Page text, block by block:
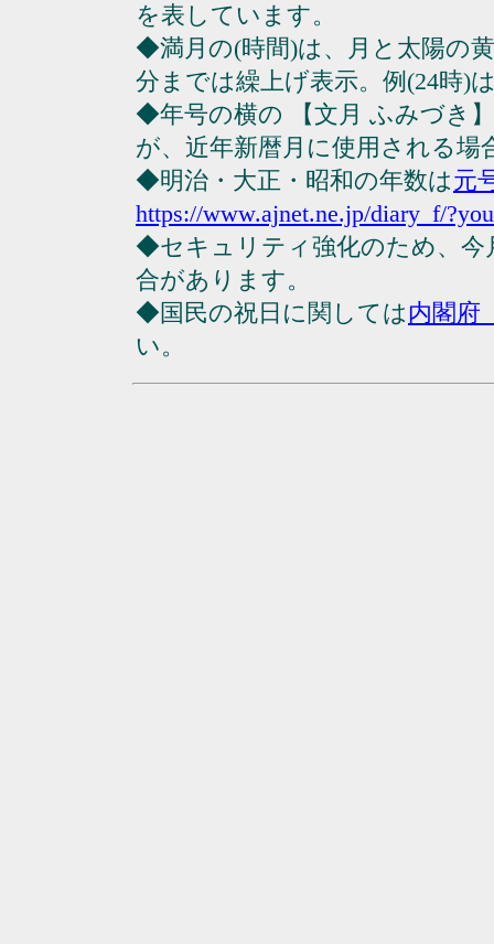
を表しています。
◆満月の(時間)は、月と太陽の
分までは繰上げ表示。例(24時)
◆年号の横の 【文月 ふみづき
が、近年新暦月に使用される場
◆明治・大正・昭和の年数は元
https://www.ajnet.ne.jp/diary_f/
◆セキュリティ強化のため、今
合があります。
◆国民の祝日に関しては内閣府
い。